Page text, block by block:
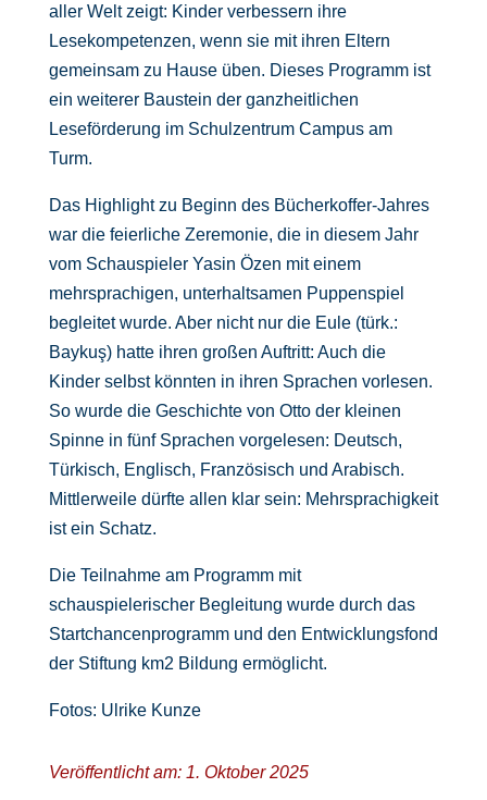
aller Welt zeigt: Kinder verbessern ihre
Lesekompetenzen, wenn sie mit ihren Eltern
gemeinsam zu Hause üben. Dieses Programm ist
ein weiterer Baustein der ganzheitlichen
Leseförderung im Schulzentrum Campus am
Turm.
Das Highlight zu Beginn des Bücherkoffer-Jahres
war die feierliche Zeremonie, die in diesem Jahr
vom Schauspieler Yasin Özen mit einem
mehrsprachigen, unterhaltsamen Puppenspiel
begleitet wurde. Aber nicht nur die Eule (türk.:
Baykuş) hatte ihren großen Auftritt: Auch die
Kinder selbst könnten in ihren Sprachen vorlesen.
So wurde die Geschichte von Otto der kleinen
Spinne in fünf Sprachen vorgelesen: Deutsch,
Türkisch, Englisch, Französisch und Arabisch.
Mittlerweile dürfte allen klar sein: Mehrsprachigkeit
ist ein Schatz.
Die Teilnahme am Programm mit
schauspielerischer Begleitung wurde durch das
Startchancenprogramm und den Entwicklungsfond
der Stiftung km2 Bildung ermöglicht.
Fotos: Ulrike Kunze
Veröffentlicht am: 1. Oktober 2025